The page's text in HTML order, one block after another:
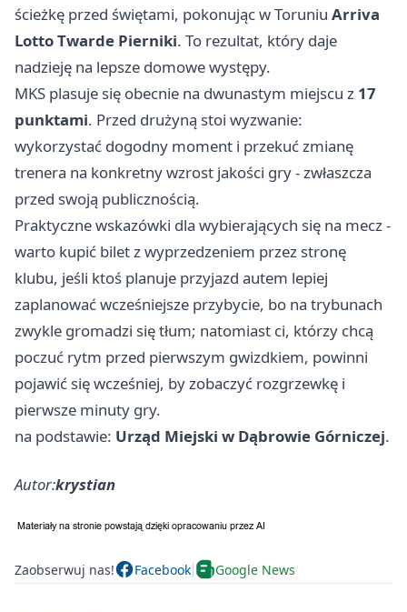
ścieżkę przed świętami, pokonując wToruniu Arriva
Lotto Twarde Pierniki. To rezultat, który daje
nadzieję na lepsze domowe występy.
MKS plasuje się obecnie na dwunastym miejscu z 17
punktami. Przed drużyną stoi wyzwanie:
wykorzystać dogodny moment i przekuć zmianę
trenera na konkretny wzrost jakości gry - zwłaszcza
przed swoją publicznością.
Praktyczne wskazówki dla wybierających się na mecz -
warto kupić bilet z wyprzedzeniem przez stronę
klubu, jeśli ktoś planuje przyjazd autem lepiej
zaplanować wcześniejsze przybycie, bo na trybunach
zwykle gromadzi się tłum; natomiast ci, którzy chcą
poczuć rytm przed pierwszym gwizdkiem, powinni
pojawić się wcześniej, by zobaczyć rozgrzewkę i
pierwsze minuty gry.
na podstawie: Urząd Miejski w Dąbrowie Górniczej.
Autor:krystian
Zaobserwuj nas! Facebook Google News